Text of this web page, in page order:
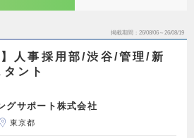
掲載期間 26/08/06～26/08/19
】人事採用部/渋谷/管理/新
ント
グサポート株式会社
東京都